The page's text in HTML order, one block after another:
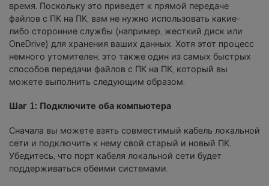
время. Поскольку это приведет к прямой передаче
файлов с ПК на ПК, вам не нужно использовать какие-
либо сторонние службы (например, жесткий диск или
OneDrive) для хранения ваших данных. Хотя этот процесс
немного утомителен, это также один из самых быстрых
способов передачи файлов с ПК на ПК, который вы
можете выполнить следующим образом.
Шаг 1: Подключите оба компьютера
Сначала вы можете взять совместимый кабель локальной
сети и подключить к нему свой старый и новый ПК.
Убедитесь, что порт кабеля локальной сети будет
поддерживаться обеими системами.